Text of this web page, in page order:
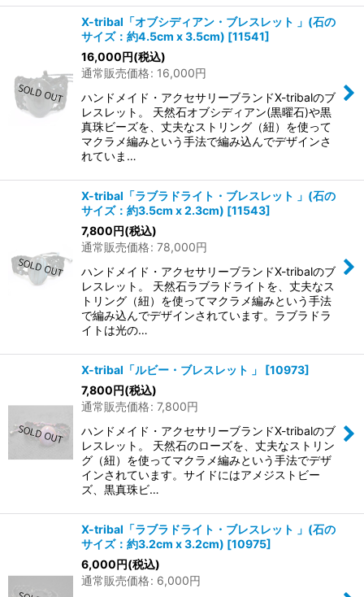
X-tribal「オブシディアン・ブレスレット 」(石の
サイズ：約4.5cm x 3.5cm) [11541]
16,000円(税込)
通常販売価格: 16,000円
ハンドメイド・アクセサリーブランドX-tribalのブ
レスレット。 天然石オブシディアン(黒曜石)や黒
真珠ビーズを、丈夫なストリング（紐）を使って
マクラメ編みという手法で編み込んでデザインさ
れていま…
X-tribal「ラブラドライト・ブレスレット 」(石の
サイズ：約3.5cm x 2.3cm) [11543]
7,800円(税込)
通常販売価格: 78,000円
ハンドメイド・アクセサリーブランドX-tribalのブ
レスレット。 天然石ラブラドライトを、丈夫なス
トリング（紐）を使ってマクラメ編みという手法
で編み込んでデザインされています。ラブラドラ
イトは光の…
X-tribal「ルビー・ブレスレット 」 [10973]
7,800円(税込)
通常販売価格: 7,800円
ハンドメイド・アクセサリーブランドX-tribalのブ
レスレット。 天然石のローズを、丈夫なストリン
グ（紐）を使ってマクラメ編みという手法でデザ
インされています。サイドにはアメジストビー
ズ、黒真珠ビ…
X-tribal「ラブラドライト・ブレスレット 」(石の
サイズ：約3.2cm x 3.2cm) [10975]
6,000円(税込)
通常販売価格: 6,000円